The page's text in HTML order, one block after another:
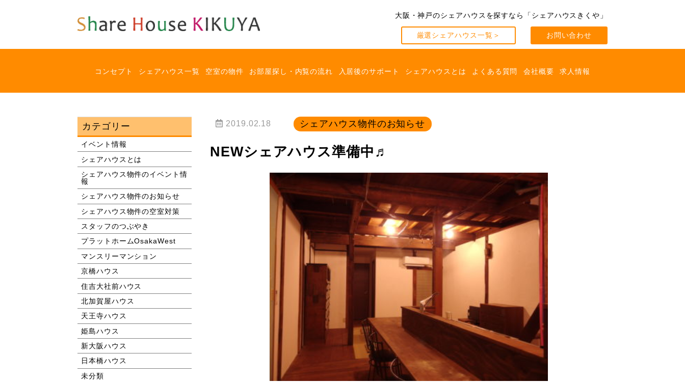
大阪・神戸のシェアハウスを探すなら 「シェアハウスきくや」
厳選シェアハウス一覧＞ お問い合わせ
コンセプト シェアハウス一覧 空室の物件 お部屋探し・内覧の流れ 入居後のサポート シェアハウスとは よくある質問 会社概要 求人情報
TOPPAGE NEWシェアハウス準備中♬
カテゴリー
イベント情報
シェアハウスとは
シェアハウス物件のイベント情
報
シェアハウス物件のお知らせ
シェアハウス物件の空室対策
スタッフのつぶやき
プラットホームOsakaWest
マンスリーマンション
京橋ハウス
住吉大社前ハウス
北加賀屋ハウス
天王寺ハウス
姫島ハウス
新大阪ハウス
日本橋ハウス
未分類
2019.02.18 シェアハウス物件のお知らせ
NEWシェアハウス準備中♬